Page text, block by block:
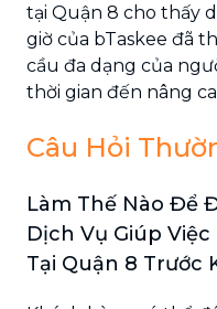
tại Quận 8 cho thấy
giờ của bTaskee đã
cầu đa dạng của
thời gian đến nâng
Câu Hỏi
Làm Thế Nào Để
Dịch Vụ Giúp Việc
Tại Quận 8 Trước